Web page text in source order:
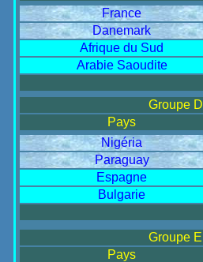
France
Danemark
Afrique du Sud
Arabie Saoudite
Groupe D
Pays
Nigéria
Paraguay
Espagne
Bulgarie
Groupe E
Pays